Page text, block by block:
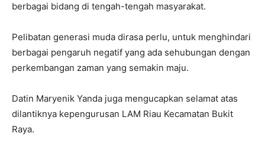
berbagai bidang di tengah-tengah masyarakat.
Pelibatan generasi muda dirasa perlu, untuk menghindari
berbagai pengaruh negatif yang ada sehubungan dengan
perkembangan zaman yang semakin maju.
Datin Maryenik Yanda juga mengucapkan selamat atas
dilantiknya kepengurusan LAM Riau Kecamatan Bukit
Raya.